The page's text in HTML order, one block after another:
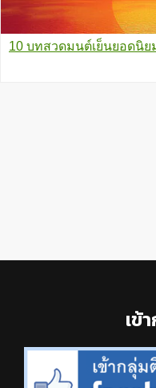
10 บทสวดมนต์เย็นยอดนิย
เข้